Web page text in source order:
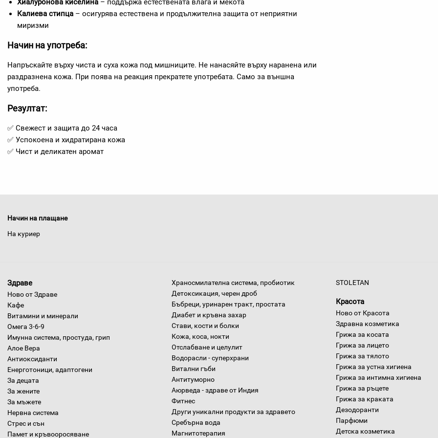
Хиалуронова киселина – поддържа естествената влага и мекота
Калиева стипца – осигурява естествена и продължителна защита от неприятни
миризми
Начин на употреба:
Напръскайте върху чиста и суха кожа под мишниците. Не нанасяйте върху наранена или
раздразнена кожа. При поява на реакция прекратете употребата. Само за външна
употреба.
Резултат:
✅ Свежест и защита до 24 часа
✅ Успокоена и хидратирана кожа
✅ Чист и деликатен аромат
Начин на плащане
На куриер
Здраве
Ново от Здраве
Кафе
Витамини и минерали
Омега 3-6-9
Имунна система, простуда, грип
Алое Вера
Антиоксиданти
Енерготоници, адаптогени
За децата
За жените
За мъжете
Нервна система
Стрес и сън
Памет и кръвооросяване
Храносмилателна система, пробиотик
Детоксикация, черен дроб
Бъбреци, уринарен тракт, простата
Диабет и кръвна захар
Стави, кости и болки
Кожа, коса, нокти
Отслабване и целулит
Водорасли - суперхрани
Витални гъби
Антитуморно
Аюрведа - здраве от Индия
Фитнес
Други уникални продукти за здравето
Сребърна вода
Магнитотерапия
STOLETAN
Красота
Ново от Красота
Здравна козметика
Грижа за косата
Грижа за лицето
Грижа за тялото
Грижа за устна хигиена
Грижа за интимна хигиена
Грижа за ръцете
Грижа за краката
Дезодоранти
Парфюми
Детска козметика